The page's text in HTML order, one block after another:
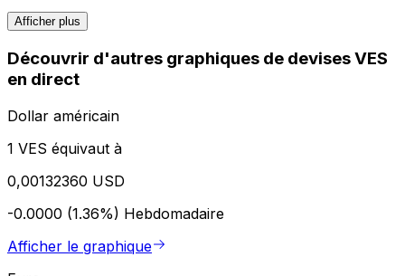
Afficher plus
Découvrir d'autres graphiques de devises VES
en direct
Dollar américain
1 VES équivaut à
0,00132360 USD
-0.0000 (1.36%) Hebdomadaire
Afficher le graphique